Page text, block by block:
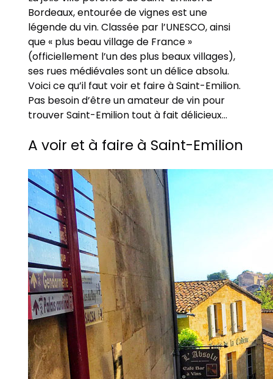
Bordeaux, entourée de vignes est une
légende du vin. Classée par l’UNESCO, ainsi
que « plus beau village de France »
(officiellement l’un des plus beaux villages),
ses rues médiévales sont un délice absolu.
Voici ce qu’il faut voir et faire à Saint-Emilion.
Pas besoin d’être un amateur de vin pour
trouver Saint-Emilion tout à fait délicieux…
A voir et à faire à Saint-Emilion